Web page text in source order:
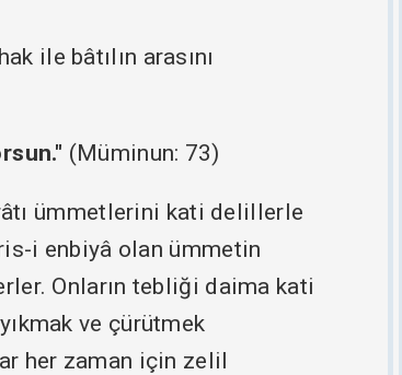
ile bâtılın arasını
(Müminun: 73)
ümmetlerini kati delillerle
i enbiyâ olan ümmetin
Onların tebliği daima kati
ve çürütmek
her zaman için zelil